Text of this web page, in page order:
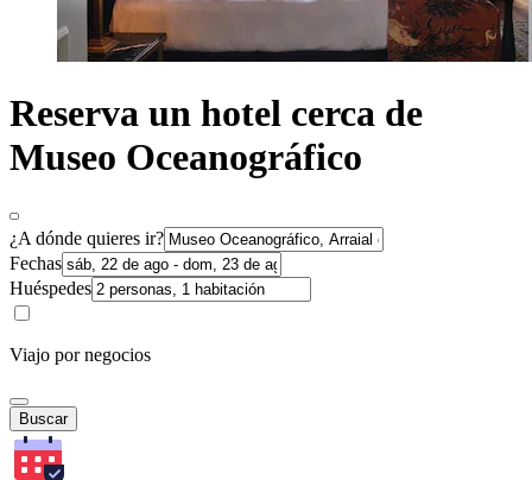
Reserva un hotel cerca de
Museo Oceanográfico
¿A dónde quieres ir?
Fechas
Huéspedes
Viajo por negocios
Buscar